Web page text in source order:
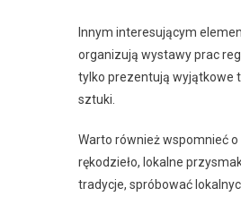
Innym interesującym
organizują wystawy prac
tylko prezentują wyjątkowe
sztuki.
Warto również wspomnieć o
rękodzieło, lokalne
tradycje, spróbować